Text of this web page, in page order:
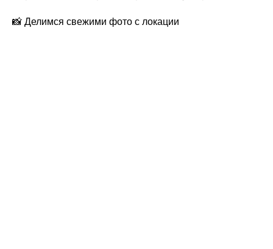
📸 Делимся свежими фото с локации